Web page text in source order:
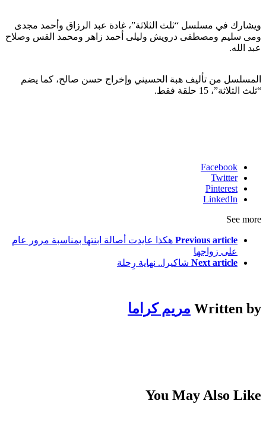
ويشارك في مسلسل “ثلث الثلاثة”، غادة عبد الرزاق وأحمد مجدى
ومى سليم ومصطفى درويش وليلى أحمد زاهر ومحمد القس وصلاح
عبد الله.
المسلسل من تأليف هبة الحسيني وإخراج حسن صالح، كما يضم
“ثلث الثلاثة”، 15 حلقة فقط.
Facebook
Twitter
Pinterest
LinkedIn
See more
Previous article هكذا عايدت أصالة ابنتها بمناسبة مرور عام
على زواجها
Next article شاكيرا.. نهاية رِحلة
Written by مريم كراما
You May Also Like